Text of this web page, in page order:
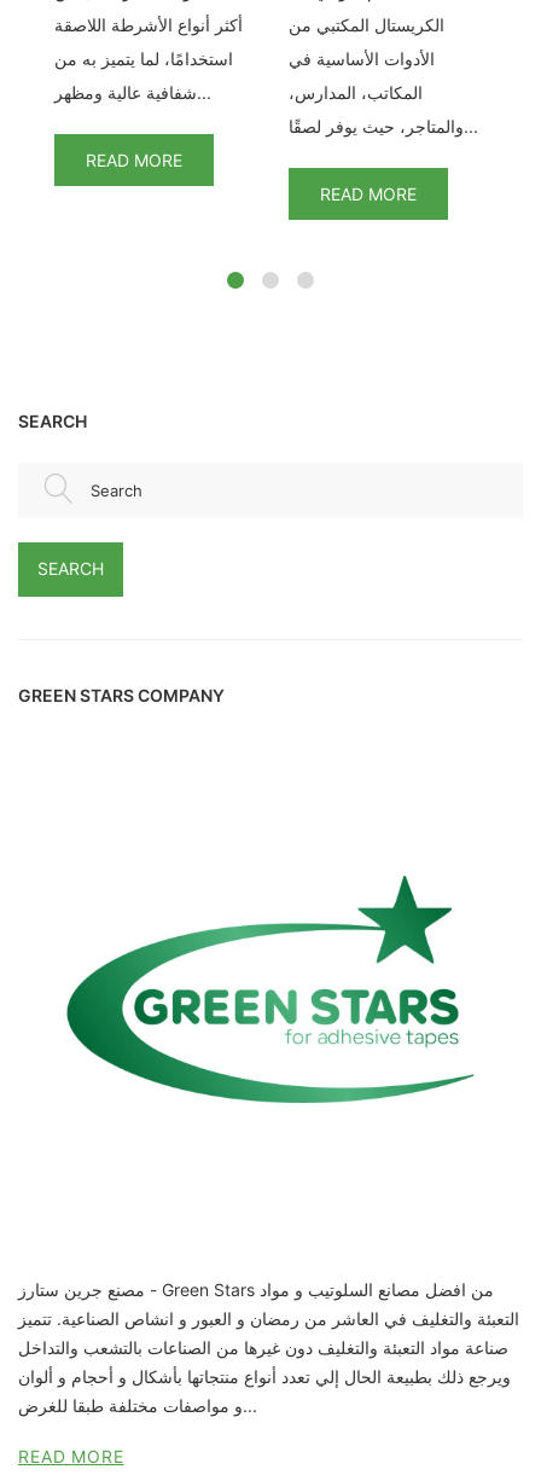
أكثر أنواع الأشرطة اللاصقة
استخدامًا، لما يتميز به من
شفافية عالية ومظهر...
READ MORE
الكريستال المكتبي من
الأدوات الأساسية في
المكاتب، المدارس،
والمتاجر، حيث يوفر لصقًا...
READ MORE
SEARCH
Search
SEARCH
GREEN STARS COMPANY
مصنع جرين ستارز - Green Stars من افضل مصانع السلوتيب و مواد
التعبئة والتغليف في العاشر من رمضان و العبور و انشاص الصناعية. تتميز
صناعة مواد التعبئة والتغليف دون غيرها من الصناعات بالتشعب والتداخل
ويرجع ذلك بطبيعة الحال إلي تعدد أنواع منتجاتها بأشكال و أحجام و ألوان
READ MORE